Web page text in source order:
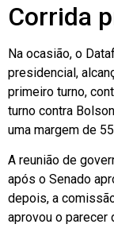
Corrida
Na ocasião, o
presidencial,
primeiro turno,
turno contra
uma margem de
A reunião de
após o Senado
depois, a
aprovou o parecer